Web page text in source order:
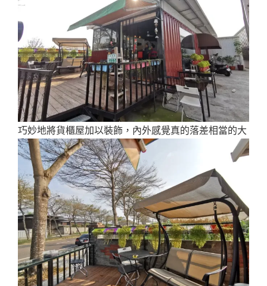
巧妙地將貨櫃屋加以裝飾，內外感覺真的落差相當的大